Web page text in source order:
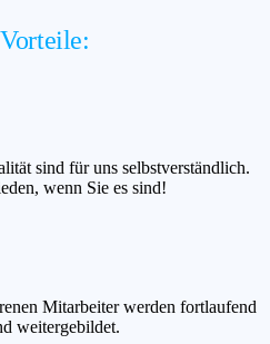
sind für uns selbstverständlich.
wenn Sie es sind!
Mitarbeiter werden fortlaufend
weitergebildet.